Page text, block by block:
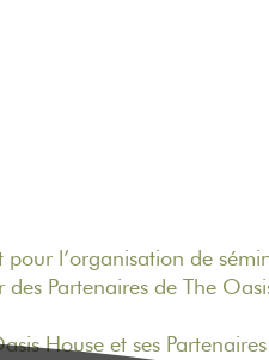
l’organisation de
Partenaires de The
House et ses